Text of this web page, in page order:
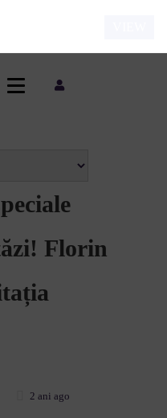
Florin
2 ani ago